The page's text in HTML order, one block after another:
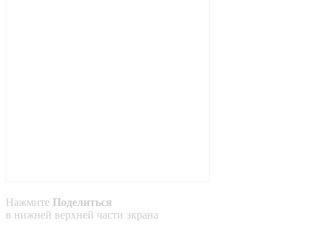
Нажмите Поделиться
в нижней верхней части экрана